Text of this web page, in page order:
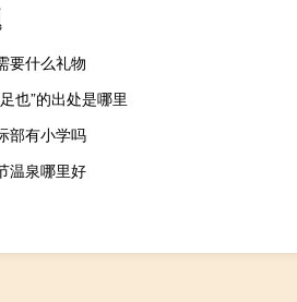
要什么礼物
也”的出处是哪里
部有小学吗
温泉哪里好